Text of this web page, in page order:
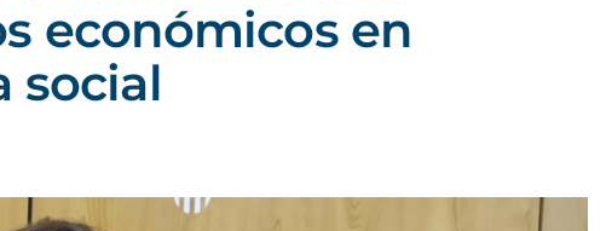
económicos en
social